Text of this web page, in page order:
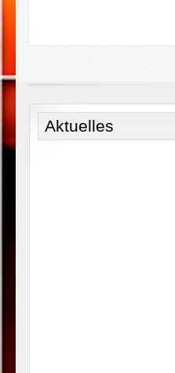
Aktuelles